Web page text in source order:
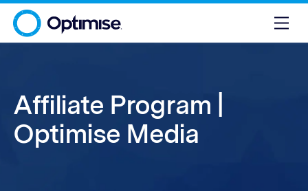
Affiliate Program |
Optimise Media